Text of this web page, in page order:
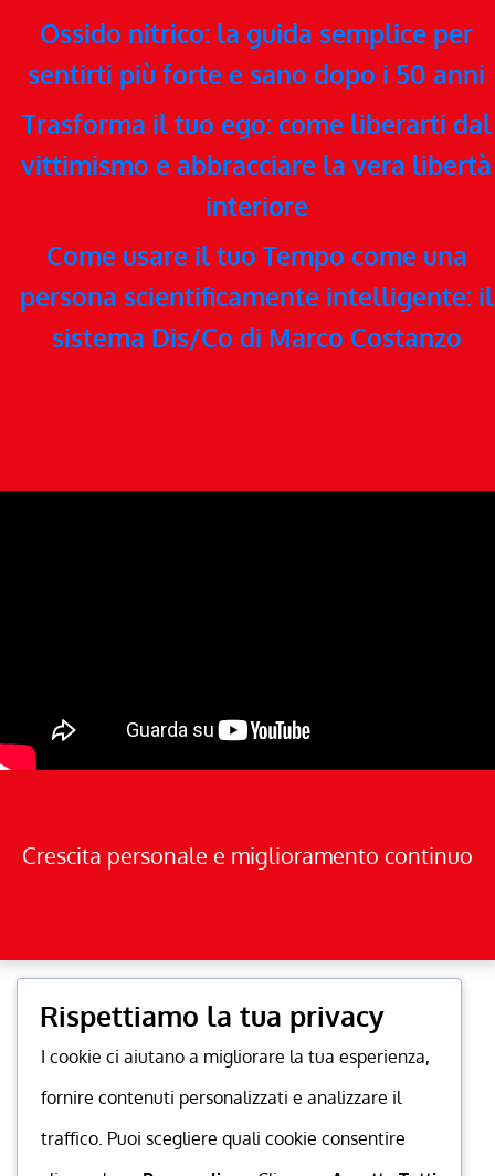
Ossido nitrico: la guida semplice per
sentirti più forte e sano dopo i 50 anni
Trasforma il tuo ego: come liberarti dal
vittimismo e abbracciare la vera libertà
interiore
Come usare il tuo Tempo come una
persona scientificamente intelligente: il
sistema Dis/Co di Marco Costanzo
Crescita personale e miglioramento continuo
Rispettiamo la tua privacy
I cookie ci aiutano a migliorare la tua esperienza,
fornire contenuti personalizzati e analizzare il
traffico. Puoi scegliere quali cookie consentire